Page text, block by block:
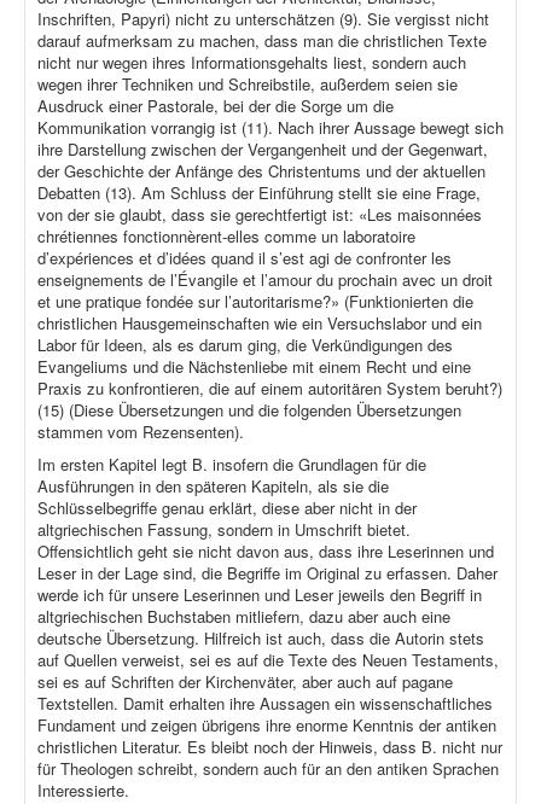
Inschriften, Papyri) nicht zu unterschätzen (9). Sie vergisst nicht
darauf aufmerksam zu machen, dass man die christlichen Texte
nicht nur wegen ihres Informationsgehalts liest, sondern auch
wegen ihrer Techniken und Schreibstile, außerdem seien sie
Ausdruck einer Pastorale, bei der die Sorge um die
Kommunikation vorrangig ist (11). Nach ihrer Aussage bewegt sich
ihre Darstellung zwischen der Vergangenheit und der Gegenwart,
der Geschichte der Anfänge des Christentums und der aktuellen
Debatten (13). Am Schluss der Einführung stellt sie eine Frage,
von der sie glaubt, dass sie gerechtfertigt ist: «Les maisonnées
chrétiennes fonctionnèrent-elles comme un laboratoire
d’expériences et d’idées quand il s’est agi de confronter les
enseignements de l’Évangile et l’amour du prochain avec un droit
et une pratique fondée sur l’autoritarisme?» (Funktionierten die
christlichen Hausgemeinschaften wie ein Versuchslabor und ein
Labor für Ideen, als es darum ging, die Verkündigungen des
Evangeliums und die Nächstenliebe mit einem Recht und eine
Praxis zu konfrontieren, die auf einem autoritären System beruht?)
(15) (Diese Übersetzungen und die folgenden Übersetzungen
stammen vom Rezensenten).
Im ersten Kapitel legt B. insofern die Grundlagen für die
Ausführungen in den späteren Kapiteln, als sie die
Schlüsselbegriffe genau erklärt, diese aber nicht in der
altgriechischen Fassung, sondern in Umschrift bietet.
Offensichtlich geht sie nicht davon aus, dass ihre Leserinnen und
Leser in der Lage sind, die Begriffe im Original zu erfassen. Daher
werde ich für unsere Leserinnen und Leser jeweils den Begriff in
altgriechischen Buchstaben mitliefern, dazu aber auch eine
deutsche Übersetzung. Hilfreich ist auch, dass die Autorin stets
auf Quellen verweist, sei es auf die Texte des Neuen Testaments,
sei es auf Schriften der Kirchenväter, aber auch auf pagane
Textstellen. Damit erhalten ihre Aussagen ein wissenschaftliches
Fundament und zeigen übrigens ihre enorme Kenntnis der antiken
christlichen Literatur. Es bleibt noch der Hinweis, dass B. nicht nur
für Theologen schreibt, sondern auch für an den antiken Sprachen
Interessierte.